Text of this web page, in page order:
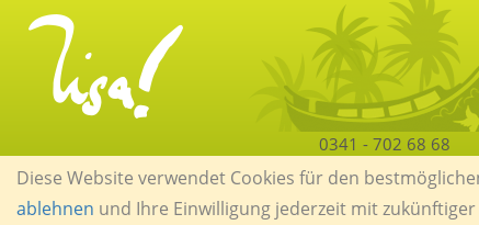
0341 - 702 68 68
Diese Website verwendet Cookies für den
ablehnen und Ihre Einwilligung jederzeit mit